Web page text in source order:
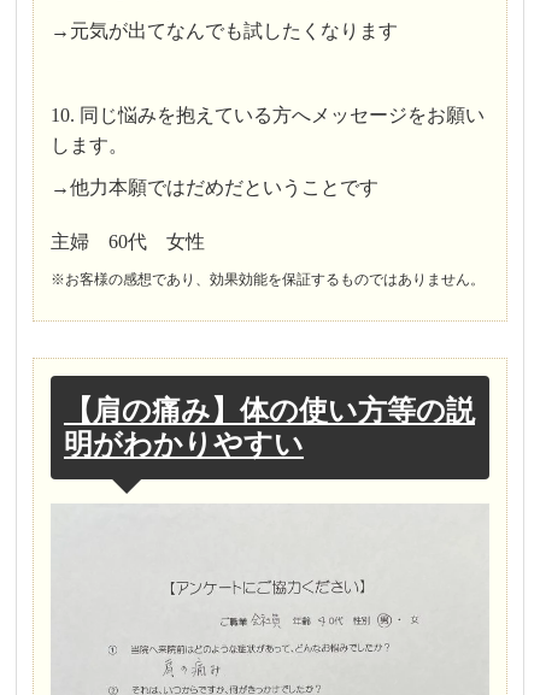
→元気が出てなんでも試したくなります
10. 同じ悩みを抱えている方へメッセージをお願い
します。
→他力本願ではだめだということです
主婦 60代 女性
※お客様の感想であり、効果効能を保証するものではありません。
【肩の痛み】体の使い方等の説
明がわかりやすい